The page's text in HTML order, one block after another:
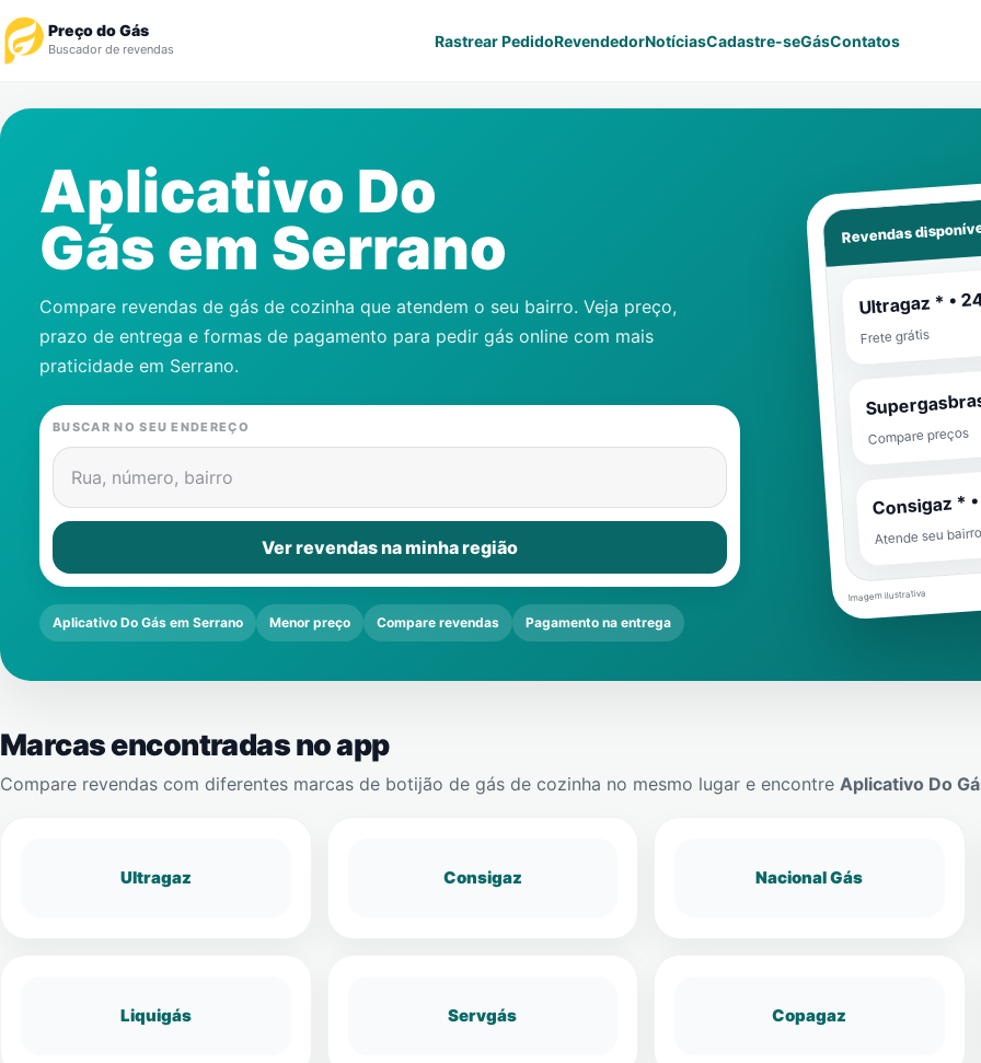
Preço do Gás
Buscador de revendas Rastrear PedidoRevendedorNotíciasCadastre-seGásContatos
Revendedor
Notícias
Gás
Contatos
Aplicativo Do
Gás em Serrano
Compare revendas de gás de cozinha que atendem o seu bairro. Veja preço,
prazo de entrega e formas de pagamento para pedir gás online com mais
praticidade em Serrano.
BUSCAR NO SEU ENDEREÇO
Rua, número, bairro
Ver revendas na minha região
Aplicativo Do Gás em Serrano Menor preço Compare revendas Pagamento na entrega
Revendas
Ultragaz * •
Frete grátis
Compare preços
Consigaz *
Atende seu
Imagem ilustrativa
Marcas encontradas no app
Compare revendas com diferentes marcas de botijão de gás de cozinha no mesmo lugar e encontre Aplicativo Do
Ultragaz Consigaz Nacional Gás
Liquigás Servgás Copagaz